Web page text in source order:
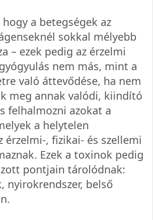
a betegségek az
sokkal mélyebb
– ezek pedig az érzelmi
nem más, mint a
való áttevődése, ha nem
meg annak valódi, kiindító
felhalmozni azokat a
a helytelen
érzelmi-, fizikai- és szellemi
Ezek a toxinok pedig
pontjain tárolódnak:
nyirokrendszer, belső